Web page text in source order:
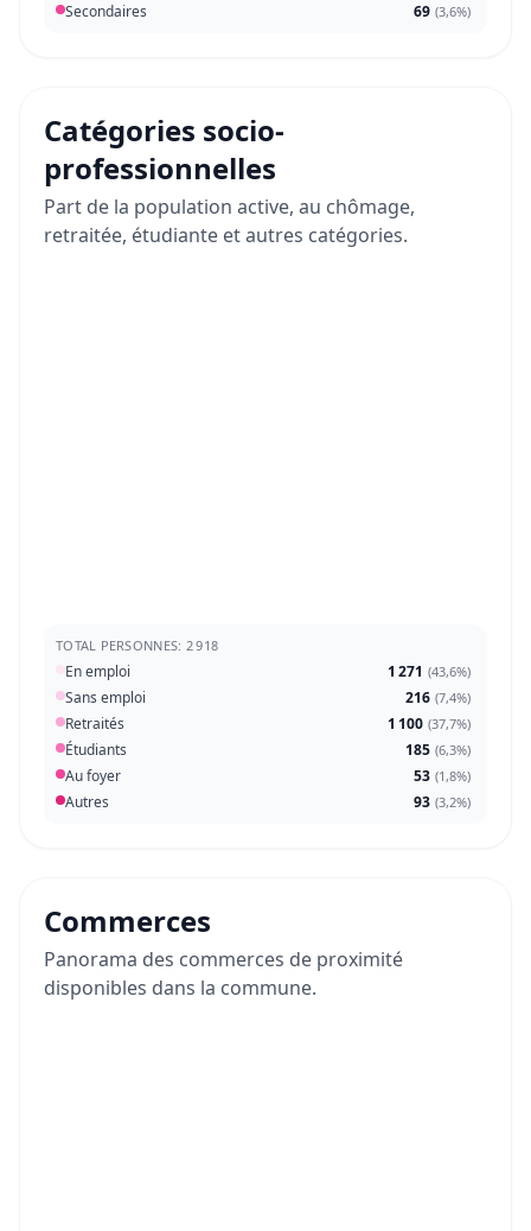
Secondaires 69 (3,6%)
Catégories socio-
professionnelles
Part de la population active, au chômage,
retraitée, étudiante et autres catégories.
TOTAL PERSONNES: 2 918
En emploi 1 271 (43,6%)
Sans emploi 216 (7,4%)
Retraités 1 100 (37,7%)
Étudiants 185 (6,3%)
Au foyer 53 (1,8%)
Autres 93 (3,2%)
Commerces
Panorama des commerces de proximité
disponibles dans la commune.